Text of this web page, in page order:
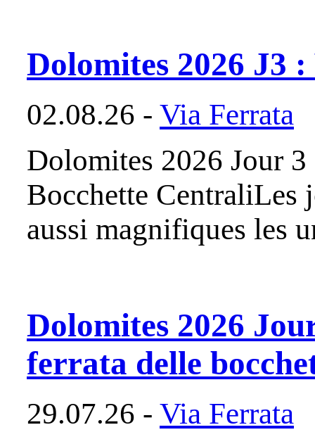
Dolomites 2026 J3
02.08.26 - Via Ferrata
Dolomites 2026 Jour
Bocchette CentraliLes
aussi magnifiques les
Dolomites 2026
ferrata delle
29.07.26 - Via Ferrata